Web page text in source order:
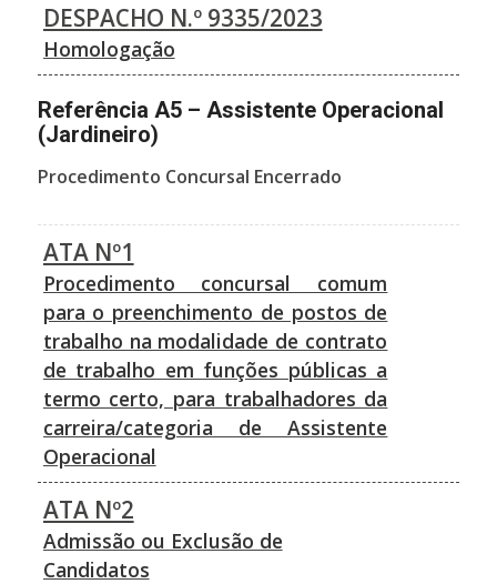
DESPACHO N.º 9335/2023
Homologação
Referência A5 – Assistente Operacional
(Jardineiro)
Procedimento Concursal Encerrado
ATA Nº1
Procedimento concursal comum
para o preenchimento de postos de
trabalho na modalidade de contrato
de trabalho em funções públicas a
termo certo, para trabalhadores da
carreira/categoria de Assistente
Operacional
ATA Nº2
Admissão ou Exclusão de
Candidatos